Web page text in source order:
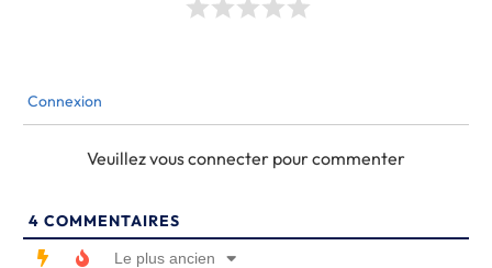
Connexion
Veuillez vous connecter pour commenter
4 COMMENTAIRES
Le plus ancien